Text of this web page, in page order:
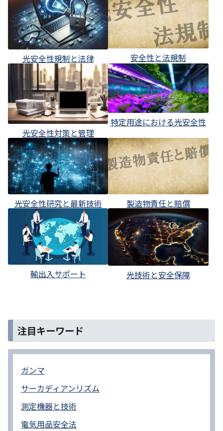
光安全性規制と法律 安全性と法規制
光安全性対策と管理
特定用途における光安全性
光安全性研究と最新技術 製造物責任と賠償
輸出入サポート 光技術と安全保障
注目キーワード
ガンマ
サーカディアンリズム
測定機器と技術
電気用品安全法